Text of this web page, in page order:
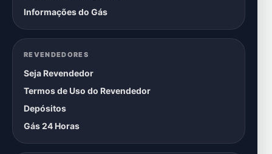
Informações do Gás
REVENDEDORES
Seja Revendedor
Termos de Uso do Revendedor
Depósitos
Gás 24 Horas